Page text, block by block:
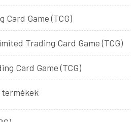
Card Game (TCG)
Trading Card Game (TCG)
Card Game (TCG)
termékek